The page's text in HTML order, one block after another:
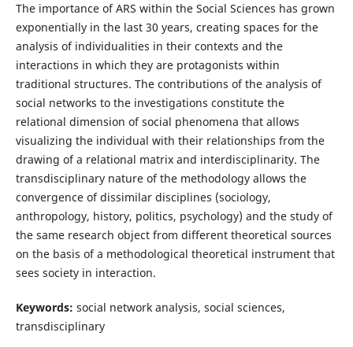
The importance of ARS within the Social Sciences has grown
exponentially in the last 30 years, creating spaces for the
analysis of individualities in their contexts and the
interactions in which they are protagonists within
traditional structures. The contributions of the analysis of
social networks to the investigations constitute the
relational dimension of social phenomena that allows
visualizing the individual with their relationships from the
drawing of a relational matrix and interdisciplinarity. The
transdisciplinary nature of the methodology allows the
convergence of dissimilar disciplines (sociology,
anthropology, history, politics, psychology) and the study of
the same research object from different theoretical sources
on the basis of a methodological theoretical instrument that
sees society in interaction.
Keywords: social network analysis, social sciences,
transdisciplinary